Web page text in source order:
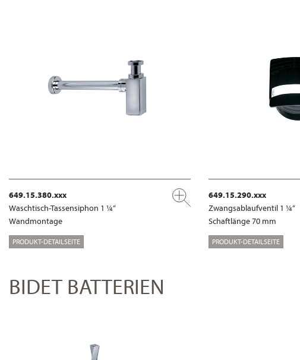
649.15.380.xxx
Waschtisch-Tassensiphon 1 ¼“
Wandmontage
PRODUKT-DETAILSEITE
649.15.290.xxx
Zwangsablaufventil 1 ¼“
Schaftlänge 70 mm
PRODUKT-DETAILSEITE
BIDET BATTERIEN